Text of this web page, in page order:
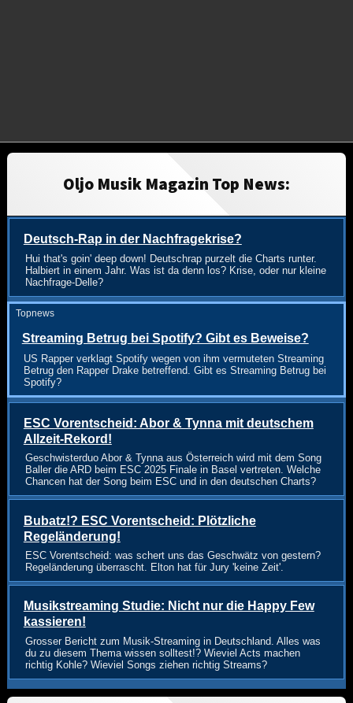
Oljo Musik Magazin Top News:
Deutsch-Rap in der Nachfragekrise?
Hui that's goin' deep down! Deutschrap purzelt die Charts runter.
Halbiert in einem Jahr. Was ist da denn los? Krise, oder nur kleine
Nachfrage-Delle?
Topnews
Streaming Betrug bei Spotify? Gibt es Beweise?
US Rapper verklagt Spotify wegen von ihm vermuteten Streaming
Betrug den Rapper Drake betreffend. Gibt es Streaming Betrug bei
Spotify?
ESC Vorentscheid: Abor & Tynna mit deutschem
Allzeit-Rekord!
Geschwisterduo Abor & Tynna aus Österreich wird mit dem Song
Baller die ARD beim ESC 2025 Finale in Basel vertreten. Welche
Chancen hat der Song beim ESC und in den deutschen Charts?
Bubatz!? ESC Vorentscheid: Plötzliche
Regeländerung!
ESC Vorentscheid: was schert uns das Geschwätz von gestern?
Regeländerung überrascht. Elton hat für Jury 'keine Zeit'.
Musikstreaming Studie: Nicht nur die Happy Few
kassieren!
Grosser Bericht zum Musik-Streaming in Deutschland. Alles was
du zu diesem Thema wissen solltest!? Wieviel Acts machen
richtig Kohle? Wieviel Songs ziehen richtig Streams?